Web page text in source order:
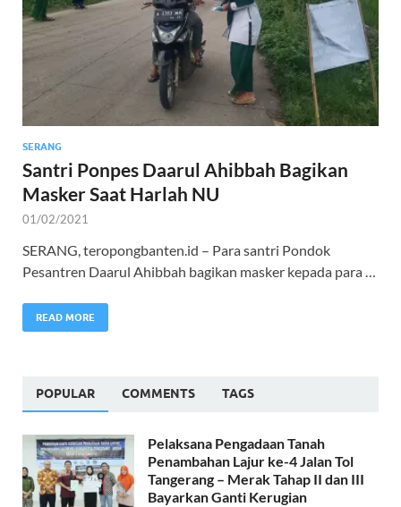
SERANG
Santri Ponpes Daarul Ahibbah Bagikan
Masker Saat Harlah NU
01/02/2021
SERANG, teropongbanten.id – Para santri Pondok
Pesantren Daarul Ahibbah bagikan masker kepada para …
READ MORE
POPULAR COMMENTS TAGS
Pelaksana Pengadaan Tanah
Penambahan Lajur ke-4 Jalan Tol
Tangerang – Merak Tahap II dan III
Bayarkan Ganti Kerugian